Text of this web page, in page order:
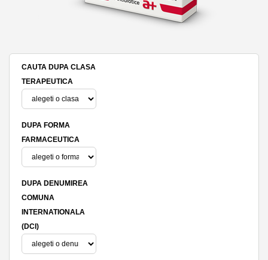
CAUTA DUPA CLASA
TERAPEUTICA
DUPA FORMA
FARMACEUTICA
DUPA DENUMIREA
COMUNA
INTERNATIONALA
(DCI)